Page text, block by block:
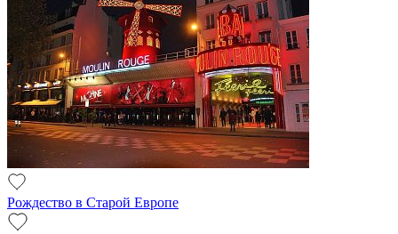
Рождество в Старой Европе